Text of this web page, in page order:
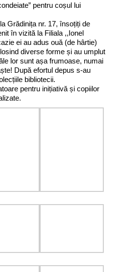
pentru coșul lui
Grădinița nr. 17, însoțiți de
în vizită la Filiala ,,Ionel
ei au adus ouă (de hârtie)
diverse forme și au umplut
lor sunt așa frumoase, numai
După efortul depus s-au
bibliotecii.
pentru inițiativă și copiilor